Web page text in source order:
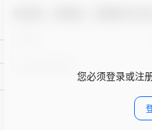
您必须登录或注